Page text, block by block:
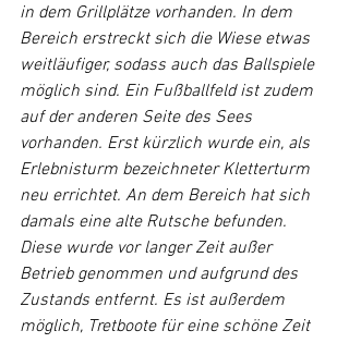
in dem Grillplätze vorhanden. In dem
Bereich erstreckt sich die Wiese etwas
weitläufiger, sodass auch das Ballspiele
möglich sind. Ein Fußballfeld ist zudem
auf der anderen Seite des Sees
vorhanden. Erst kürzlich wurde ein, als
Erlebnisturm bezeichneter Kletterturm
neu errichtet. An dem Bereich hat sich
damals eine alte Rutsche befunden.
Diese wurde vor langer Zeit außer
Betrieb genommen und aufgrund des
Zustands entfernt. Es ist außerdem
möglich, Tretboote für eine schöne Zeit